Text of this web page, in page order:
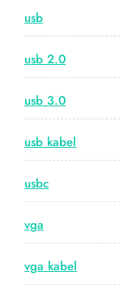
usb
usb 2.0
usb 3.0
usb kabel
usbc
vga
vga kabel